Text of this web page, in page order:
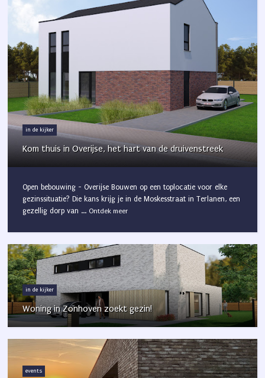
in de kijker
Kom thuis in Overijse, het hart van de druivenstreek
Open bebouwing - Overijse Bouwen op een toplocatie voor elke
gezinssituatie? Die kans krijg je in de Moskesstraat in Terlanen, een
gezellig dorp van ... Ontdek meer
in de kijker
Woning in Zonhoven zoekt gezin!
events